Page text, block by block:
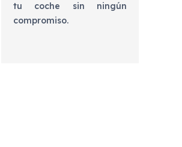
tu coche sin ningún
compromiso.